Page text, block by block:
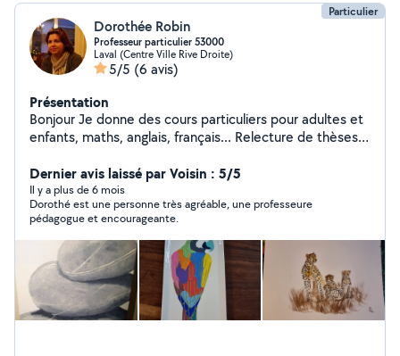
Particulier
Dorothée Robin
Professeur particulier 53000
Laval (Centre Ville Rive Droite)
5/5 (6 avis)
Présentation
Bonjour Je donne des cours particuliers pour adultes et
enfants, maths, anglais, français... Relecture de thèses,
comptabilité
Dernier avis laissé par Voisin : 5/5
Il y a plus de 6 mois
Dorothé est une personne très agréable, une professeure
pédagogue et encourageante.